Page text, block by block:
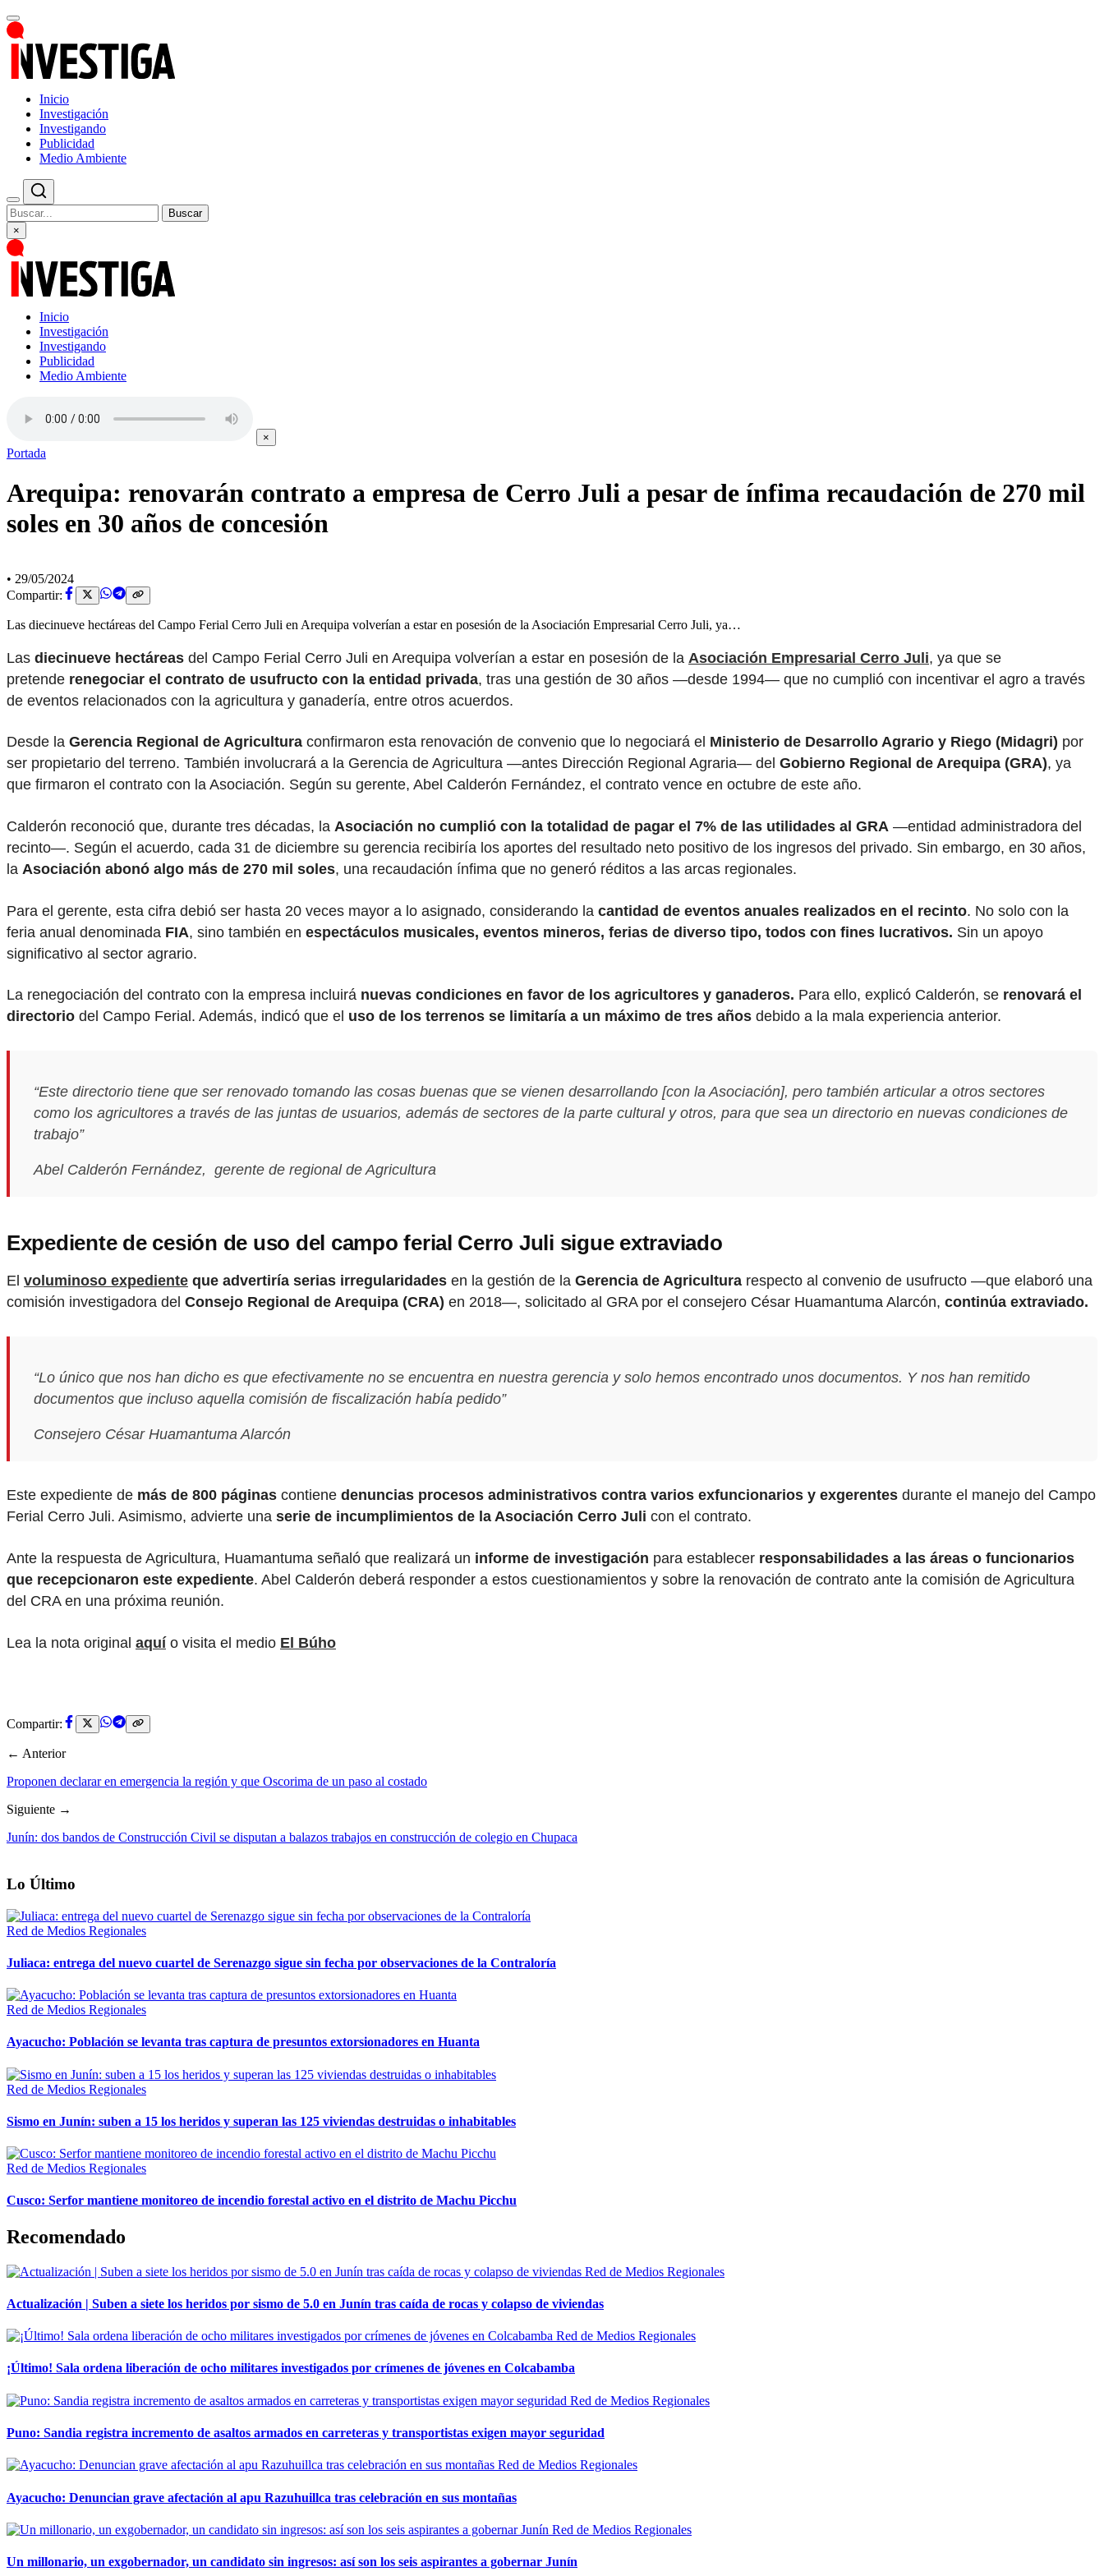
Inicio
Investigación
Investigando
Publicidad
Medio Ambiente
Buscar
×
Inicio
Investigación
Investigando
Publicidad
Medio Ambiente
×
Portada
Arequipa: renovarán contrato a empresa de Cerro Juli a pesar de ínfima recaudación de 270 mil
soles en 30 años de concesión
• 29/05/2024
Compartir:
Las diecinueve hectáreas del Campo Ferial Cerro Juli en Arequipa volverían a estar en posesión de la Asociación Empresarial Cerro Juli, ya…
Las diecinueve hectáreas del Campo Ferial Cerro Juli en Arequipa volverían a estar en posesión de la Asociación Empresarial Cerro Juli, ya que se
pretende renegociar el contrato de usufructo con la entidad privada, tras una gestión de 30 años —desde 1994— que no cumplió con incentivar el agro a través
de eventos relacionados con la agricultura y ganadería, entre otros acuerdos.
Desde la Gerencia Regional de Agricultura confirmaron esta renovación de convenio que lo negociará el Ministerio de Desarrollo Agrario y Riego (Midagri) por
ser propietario del terreno. También involucrará a la Gerencia de Agricultura —antes Dirección Regional Agraria— del Gobierno Regional de Arequipa (GRA), ya
que firmaron el contrato con la Asociación. Según su gerente, Abel Calderón Fernández, el contrato vence en octubre de este año.
Calderón reconoció que, durante tres décadas, la Asociación no cumplió con la totalidad de pagar el 7% de las utilidades al GRA —entidad administradora del
recinto—. Según el acuerdo, cada 31 de diciembre su gerencia recibiría los aportes del resultado neto positivo de los ingresos del privado. Sin embargo, en 30 años,
la Asociación abonó algo más de 270 mil soles, una recaudación ínfima que no generó réditos a las arcas regionales.
Para el gerente, esta cifra debió ser hasta 20 veces mayor a lo asignado, considerando la cantidad de eventos anuales realizados en el recinto. No solo con la
feria anual denominada FIA, sino también en espectáculos musicales, eventos mineros, ferias de diverso tipo, todos con fines lucrativos. Sin un apoyo
significativo al sector agrario.
La renegociación del contrato con la empresa incluirá nuevas condiciones en favor de los agricultores y ganaderos. Para ello, explicó Calderón, se renovará el
directorio del Campo Ferial. Además, indicó que el uso de los terrenos se limitaría a un máximo de tres años debido a la mala experiencia anterior.
“Este directorio tiene que ser renovado tomando las cosas buenas que se vienen desarrollando [con la Asociación], pero también articular a otros sectores
como los agricultores a través de las juntas de usuarios, además de sectores de la parte cultural y otros, para que sea un directorio en nuevas condiciones de
trabajo”
Abel Calderón Fernández, gerente de regional de Agricultura
Expediente de cesión de uso del campo ferial Cerro Juli sigue extraviado
El voluminoso expediente que advertiría serias irregularidades en la gestión de la Gerencia de Agricultura respecto al convenio de usufructo —que elaboró una
comisión investigadora del Consejo Regional de Arequipa (CRA) en 2018—, solicitado al GRA por el consejero César Huamantuma Alarcón, continúa extraviado.
“Lo único que nos han dicho es que efectivamente no se encuentra en nuestra gerencia y solo hemos encontrado unos documentos. Y nos han remitido
documentos que incluso aquella comisión de fiscalización había pedido”
Consejero César Huamantuma Alarcón
Este expediente de más de 800 páginas contiene denuncias procesos administrativos contra varios exfuncionarios y exgerentes durante el manejo del Campo
Ferial Cerro Juli. Asimismo, advierte una serie de incumplimientos de la Asociación Cerro Juli con el contrato.
Ante la respuesta de Agricultura, Huamantuma señaló que realizará un informe de investigación para establecer responsabilidades a las áreas o funcionarios
que recepcionaron este expediente. Abel Calderón deberá responder a estos cuestionamientos y sobre la renovación de contrato ante la comisión de Agricultura
del CRA en una próxima reunión.
Lea la nota original aquío visita el medio El Búho
Compartir:
← Anterior
Proponen declarar en emergencia la región y que Oscorima de un paso al costado
Siguiente →
Junín: dos bandos de Construcción Civil se disputan a balazos trabajos en construcción de colegio en Chupaca
Lo Último
Red de Medios Regionales
Juliaca: entrega del nuevo cuartel de Serenazgo sigue sin fecha por observaciones de la Contraloría
Red de Medios Regionales
Ayacucho: Población se levanta tras captura de presuntos extorsionadores en Huanta
Red de Medios Regionales
Sismo en Junín: suben a 15 los heridos y superan las 125 viviendas destruidas o inhabitables
Red de Medios Regionales
Cusco: Serfor mantiene monitoreo de incendio forestal activo en el distrito de Machu Picchu
Recomendado
Red de Medios Regionales
Actualización | Suben a siete los heridos por sismo de 5.0 en Junín tras caída de rocas y colapso de viviendas
Red de Medios Regionales
¡Último! Sala ordena liberación de ocho militares investigados por crímenes de jóvenes en Colcabamba
Red de Medios Regionales
Puno: Sandia registra incremento de asaltos armados en carreteras y transportistas exigen mayor seguridad
Red de Medios Regionales
Ayacucho: Denuncian grave afectación al apu Razuhuillca tras celebración en sus montañas
Red de Medios Regionales
Un millonario, un exgobernador, un candidato sin ingresos: así son los seis aspirantes a gobernar Junín